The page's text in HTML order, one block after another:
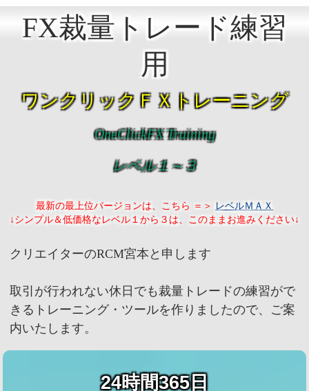
FX裁量トレード練習
用
ワンクリックＦＸトレーニング
OneClickFX Training
レベル１～３
最新の最上位バージョンは、こちら ＝＞ レベルＭＡＸ
↓シンプル＆低価格なレベル１から３は、このままお進みください↓
クリエイターのRCM宮本と申します
取引が行われない休日でも裁量トレードの練習がで
きるトレーニング・ツールを作りましたので、ご案
内いたします。
24時間365日